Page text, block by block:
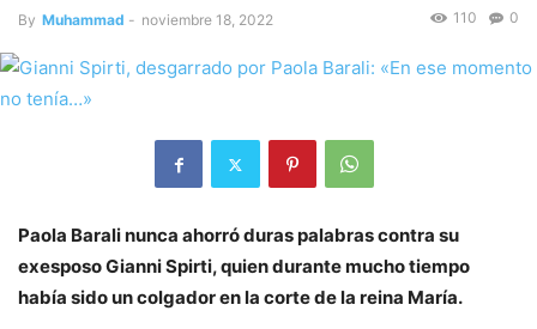
By Muhammad - noviembre 18, 2022 0
110
Paola Barali nunca ahorró duras palabras contra su
exesposo Gianni Spirti, quien durante mucho tiempo
había sido un colgador en la corte de la reina María.